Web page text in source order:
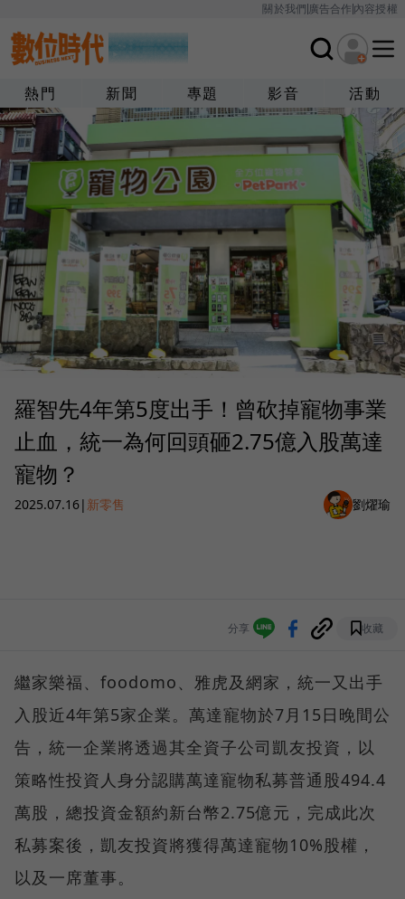
關於我們廣告合作內容授權
熱門 新聞 專題 影音 活動
羅智先4年第5度出手！曾砍掉寵物事業
止血，統一為何回頭砸2.75億入股萬達
寵物？
2025.07.16| 新零售 劉燿瑜
分享 收藏
繼家樂福、foodomo、雅虎及網家，統一又出手
入股近4年第5家企業。萬達寵物於7月15日晚間公
告，統一企業將透過其全資子公司凱友投資，以
策略性投資人身分認購萬達寵物私募普通股494.4
萬股，總投資金額約新台幣2.75億元，完成此次
私募案後，凱友投資將獲得萬達寵物10%股權，
以及一席董事。